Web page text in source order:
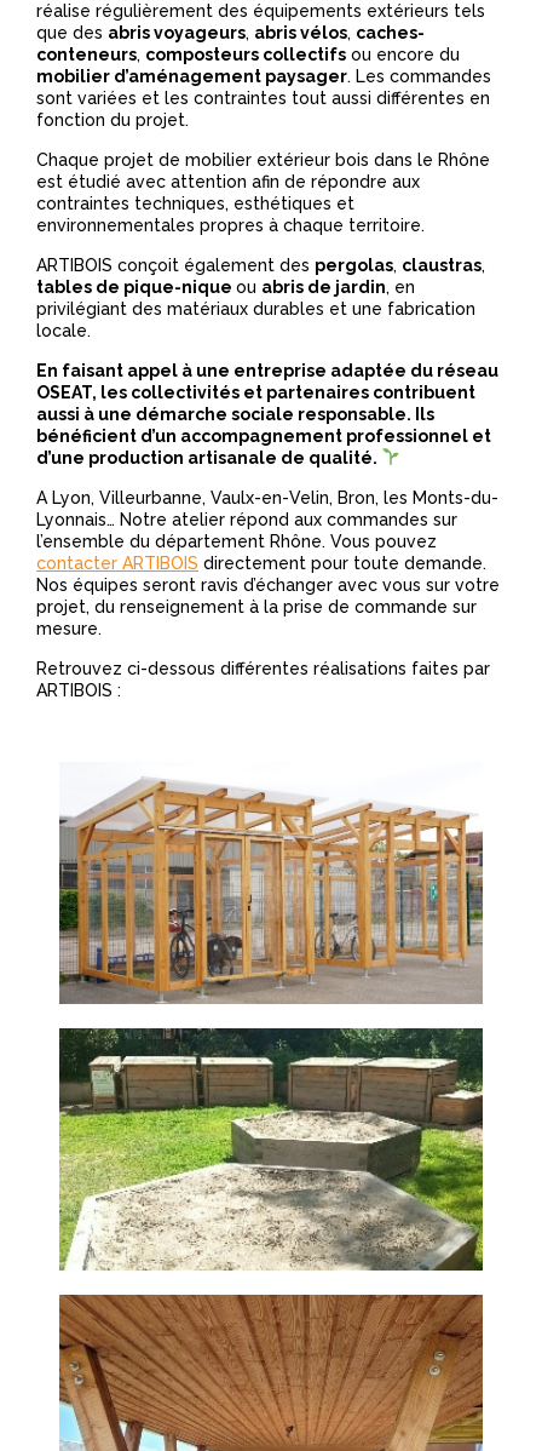
réalise régulièrement des équipements extérieurs tels
que des abris voyageurs, abris vélos, caches-
conteneurs, composteurs collectifs ou encore du
mobilier d’aménagement paysager. Les commandes
sont variées et les contraintes tout aussi différentes en
fonction du projet.
Chaque projet de mobilier extérieur bois dans le Rhône
est étudié avec attention afin de répondre aux
contraintes techniques, esthétiques et
environnementales propres à chaque territoire.
ARTIBOIS conçoit également des pergolas, claustras,
tables de pique-nique ou abris de jardin, en
privilégiant des matériaux durables et une fabrication
locale.
En faisant appel à une entreprise adaptée du réseau
OSEAT, les collectivités et partenaires contribuent
aussi à une démarche sociale responsable. Ils
bénéficient d’un accompagnement professionnel et
d’une production artisanale de qualité.
A Lyon, Villeurbanne, Vaulx-en-Velin, Bron, les Monts-du-
Lyonnais… Notre atelier répond aux commandes sur
l’ensemble du département Rhône. Vous pouvez
contacter ARTIBOIS directement pour toute demande.
Nos équipes seront ravis d’échanger avec vous sur votre
projet, du renseignement à la prise de commande sur
mesure.
Retrouvez ci-dessous différentes réalisations faites par
ARTIBOIS :